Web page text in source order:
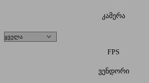
კამერა
FPS
ვენდორი